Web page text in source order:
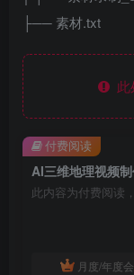
├── 素材.txt
此
此内容为付费阅读
月度/年度
付费阅读